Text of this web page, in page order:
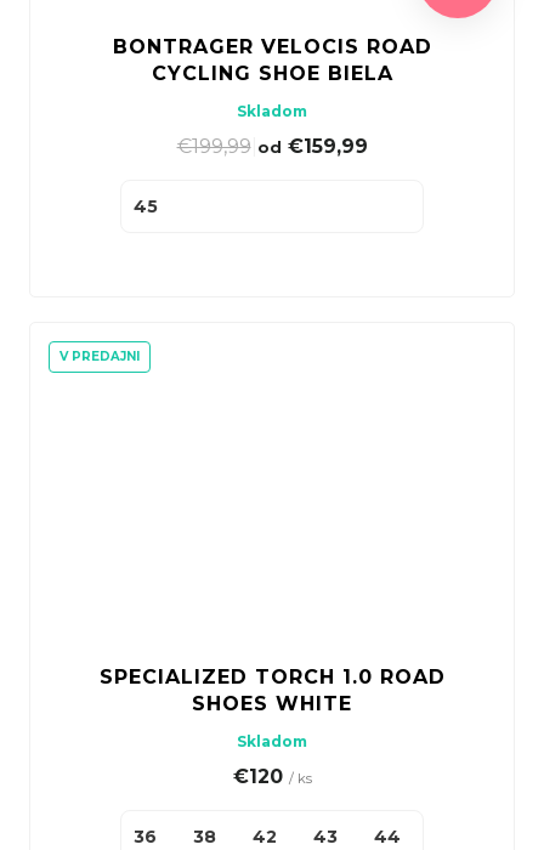
BONTRAGER VELOCIS ROAD
CYCLING SHOE BIELA
Skladom
€199,99| od €159,99
45
V PREDAJNI
SPECIALIZED TORCH 1.0 ROAD
SHOES WHITE
Skladom
€120 / ks
36 38 42 43 44